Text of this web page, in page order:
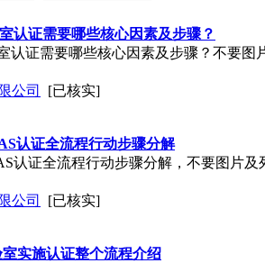
认证需要哪些核心因素及步骤？
认证需要哪些核心因素及步骤？不要
公司
[已核实]
认证全流程行动步骤分解
认证全流程行动步骤分解，不要图片
公司
[已核实]
实施认证整个流程介绍